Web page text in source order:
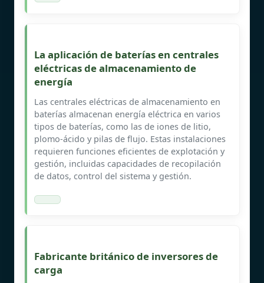
La aplicación de baterías en centrales
eléctricas de almacenamiento de
energía
Las centrales eléctricas de almacenamiento en
baterías almacenan energía eléctrica en varios
tipos de baterías, como las de iones de litio,
plomo-ácido y pilas de flujo. Estas instalaciones
requieren funciones eficientes de explotación y
gestión, incluidas capacidades de recopilación
de datos, control del sistema y gestión.
Fabricante británico de inversores de
carga